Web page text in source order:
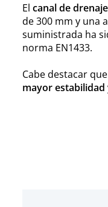
El canal de drenaje
de 300 mm y una
suministrada ha
norma EN1433.
Cabe destacar
mayor estabilidad